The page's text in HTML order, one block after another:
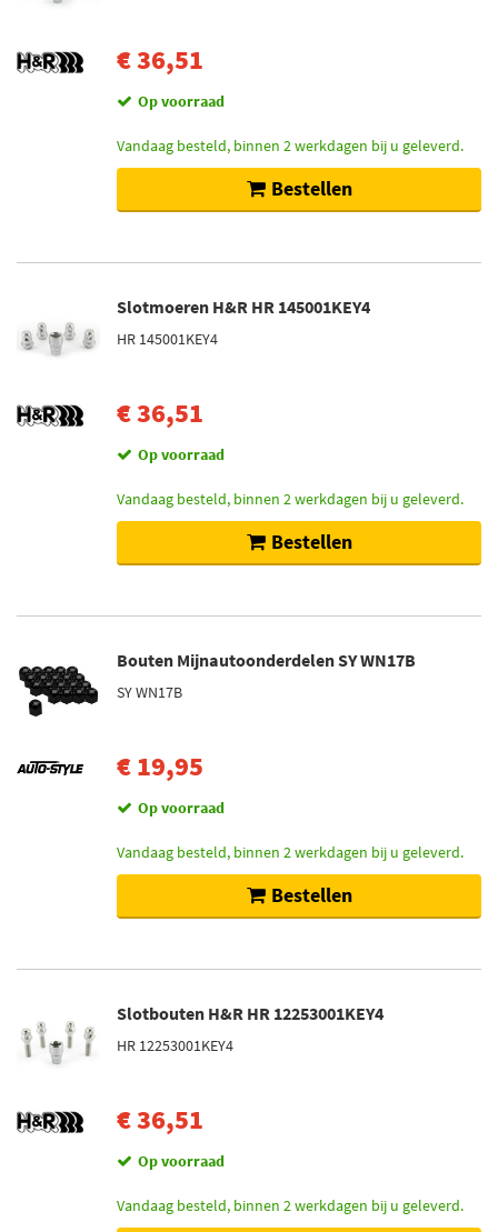
€ 36,51
Op voorraad
Vandaag besteld, binnen 2 werkdagen bij u geleverd.
Bestellen
Slotmoeren H&R HR 145001KEY4
HR 145001KEY4
€ 36,51
Op voorraad
Vandaag besteld, binnen 2 werkdagen bij u geleverd.
Bestellen
Bouten Mijnautoonderdelen SY WN17B
SY WN17B
€ 19,95
Op voorraad
Vandaag besteld, binnen 2 werkdagen bij u geleverd.
Bestellen
Slotbouten H&R HR 12253001KEY4
HR 12253001KEY4
€ 36,51
Op voorraad
Vandaag besteld, binnen 2 werkdagen bij u geleverd.